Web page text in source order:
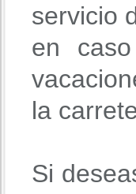
servicio
en
la
Si